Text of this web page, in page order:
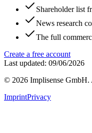
Shareholder list
News research
The full
Create a free account
Last updated: 09/06/2026
© 2026 Implisense GmbH.
ImprintPrivacy